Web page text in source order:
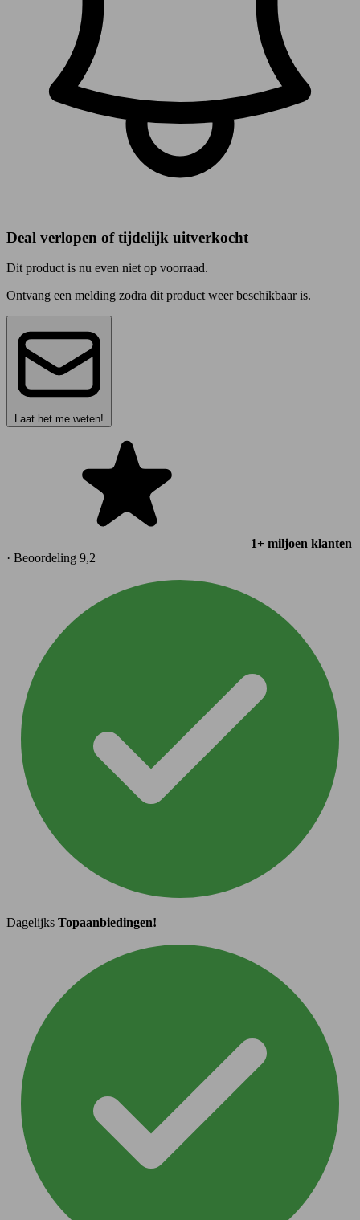
Deal verlopen of tijdelijk uitverkocht
Dit product is nu even niet op voorraad.
Ontvang een melding zodra dit product weer beschikbaar is.
Laat het me weten!
1+ miljoen klanten
· Beoordeling 9,2
Dagelijks Topaanbiedingen!